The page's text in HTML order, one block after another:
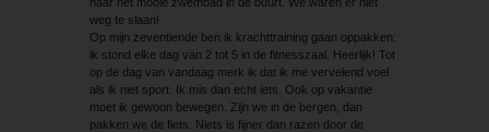
weg te slaan!
Op mijn zeventiende ben ik krachttraining gaan oppakken:
ik stond elke dag van 2 tot 5 in de fitnesszaal. Heerlijk! Tot
op de dag van vandaag merk ik dat ik me vervelend voel
als ik niet sport. Ik mis dan echt iets. Ook op vakantie
moet ik gewoon bewegen. Zijn we in de bergen, dan
pakken we de fiets. Niets is fijner dan razen door de